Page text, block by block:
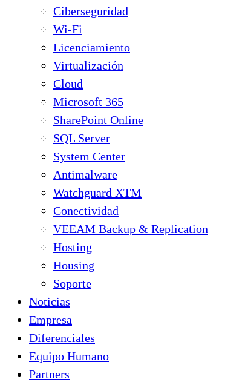
Ciberseguridad
Wi-Fi
Licenciamiento
Virtualización
Cloud
Microsoft 365
SharePoint Online
SQL Server
System Center
Antimalware
Watchguard XTM
Conectividad
VEEAM Backup & Replication
Hosting
Housing
Soporte
Noticias
Empresa
Diferenciales
Equipo Humano
Partners